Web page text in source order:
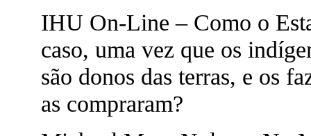
IHU On-Line – Como o
caso, uma vez que os
são donos das terras, e os
as compraram?